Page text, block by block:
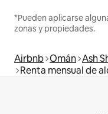
*Pueden aplicarse
zonas y propiedades.
Airbnb Omán Ash
Renta mensual de